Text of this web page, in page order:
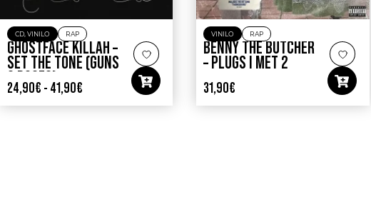
CD, VINILO RAP
GHOSTFACE KILLAH –
SET THE TONE (GUNS
& ROSES)
24,90€ - 41,90€
VINILO RAP
BENNY THE BUTCHER
– PLUGS I MET 2
31,90€